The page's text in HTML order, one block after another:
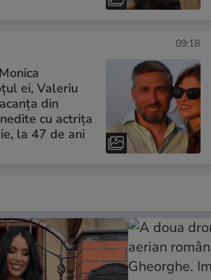
09:18
ei, Valeriu
din
cu actrița
la 47 de ani